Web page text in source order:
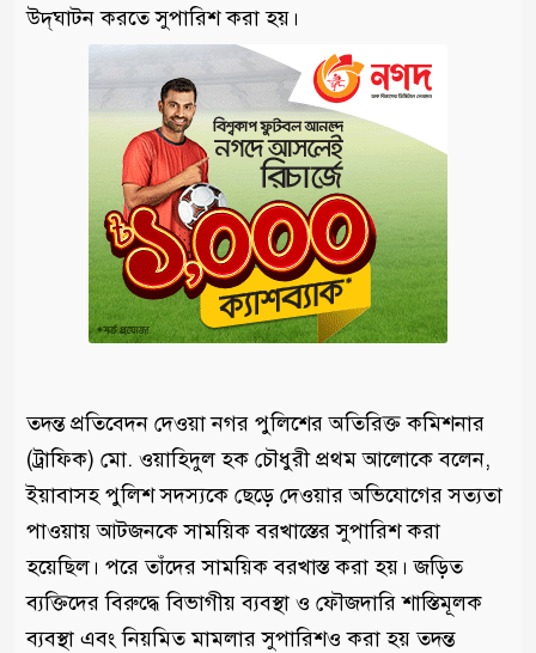
উদ্‌ঘাটন করতে সুপারিশ করা হয়।
তদন্ত প্রতিবেদন দেওয়া নগর পুলিশের অতিরিক্ত কমিশনার
(ট্রাফিক) মো. ওয়াহিদুল হক চৌধুরী প্রথম আলোকে বলেন,
ইয়াবাসহ পুলিশ সদস্যকে ছেড়ে দেওয়ার অভিযোগের সত্যতা
পাওয়ায় আটজনকে সাময়িক বরখাস্তের সুপারিশ করা
হয়েছিল। পরে তাঁদের সাময়িক বরখাস্ত করা হয়। জড়িত
ব্যক্তিদের বিরুদ্ধে বিভাগীয় ব্যবস্থা ও ফৌজদারি শাস্তিমূলক
ব্যবস্থা এবং নিয়মিত মামলার সুপারিশও করা হয় তদন্ত